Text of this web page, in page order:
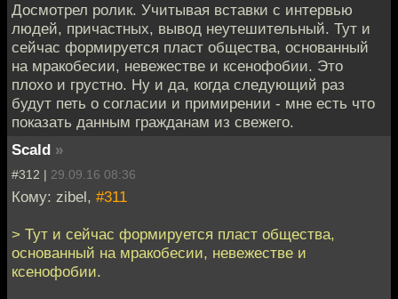
Досмотрел ролик. Учитывая вставки с интервью
людей, причастных, вывод неутешительный. Тут и
сейчас формируется пласт общества, основанный
на мракобесии, невежестве и ксенофобии. Это
плохо и грустно. Ну и да, когда следующий раз
будут петь о согласии и примирении - мне есть что
показать данным гражданам из свежего.
Scald »
#312 | 29.09.16 08:36
Кому: zibel, #311
> Тут и сейчас формируется пласт общества,
основанный на мракобесии, невежестве и
ксенофобии.